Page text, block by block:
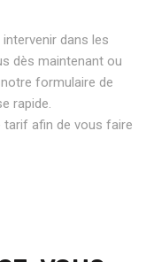
dans les
dès maintenant ou
formulaire de
rapide.
tarif afin de vous faire